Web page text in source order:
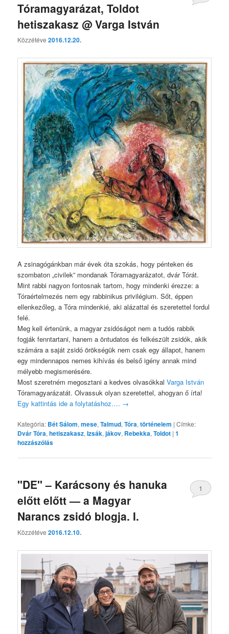
Tóramagyarázat, Toldot
hetiszakasz @ Varga István
Közzétéve2016.12.20.
A zsinagógánkban már évek óta szokás, hogy pénteken és
szombaton „civilek” mondanak Tóramagyarázatot, dvár Tórát.
Mint rabbi nagyon fontosnak tartom, hogy mindenki érezze: a
Tóraértelmezés nem egy rabbinikus privilégium. Sőt, éppen
ellenkezőleg, a Tóra mindenkié, aki alázattal és szeretettel fordul
felé.
Meg kell értenünk, a magyar zsidóságot nem a tudós rabbik
fogják fenntartani, hanem a öntudatos és felkészült zsidók, akik
számára a saját zsidó örökségük nem csak egy állapot, hanem
egy mindennapos nemes kihívás és belső igény annak mind
mélyebb megismerésére.
Most szeretném megosztani a kedves olvasókkalVarga István
Tóramagyarázatát. Olvassuk olyan szeretettel, ahogyan ő írta!
Egy kattintás ide a folytatáshoz…. →
Kategória: Bét Sálom,mese,Talmud,Tóra,történelem |Címke:
Dvár Tóra,hetiszakasz,Izsák,jákov, Rebekka,Toldot |1
hozzászólás
"DE" – Karácsony és hanuka
előtt előtt — a Magyar
Narancs zsidó blogja. I.
Közzétéve2016.12.10.
1